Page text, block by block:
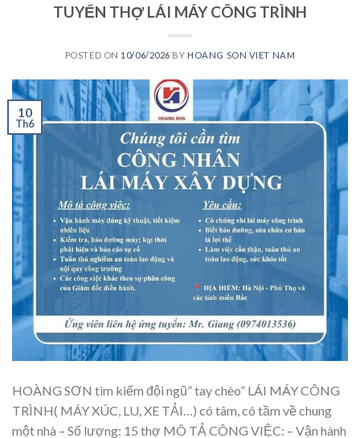
TUYỂN THỢ LÁI MÁY CÔNG TRÌNH
POSTED ON 10/06/2026 BY HOANG SON VIET NAM
10
Th6
HOÀNG SƠN tìm kiếm đội ngũ” tay chèo” LÁI MÁY CÔNG
TRÌNH( MÁY XÚC, LU, XE TẢI…) có tâm, có tầm về chung
một nhà – Số lượng: 15 thợ MÔ TẢ CÔNG VIỆC: – Vận hành